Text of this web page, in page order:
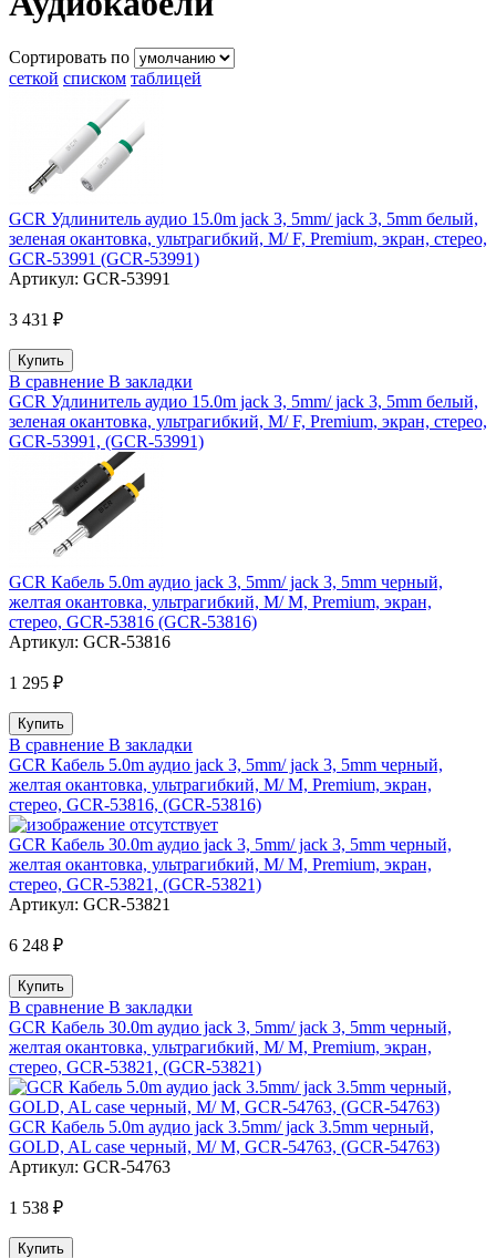
Сортировать по
сеткой списком таблицей
GCR Удлинитель аудио 15.0m jack 3, 5mm/ jack 3, 5mm белый,
зеленая окантовка, ультрагибкий, M/ F, Premium, экран, стерео,
GCR-53991 (GCR-53991)
Артикул: GCR-53991
3 431 ₽
В сравнение В закладки
GCR Удлинитель аудио 15.0m jack 3, 5mm/ jack 3, 5mm белый,
зеленая окантовка, ультрагибкий, M/ F, Premium, экран, стерео,
GCR-53991, (GCR-53991)
GCR Кабель 5.0m аудио jack 3, 5mm/ jack 3, 5mm черный,
желтая окантовка, ультрагибкий, M/ M, Premium, экран,
стерео, GCR-53816 (GCR-53816)
Артикул: GCR-53816
1 295 ₽
В сравнение В закладки
GCR Кабель 5.0m аудио jack 3, 5mm/ jack 3, 5mm черный,
желтая окантовка, ультрагибкий, M/ M, Premium, экран,
стерео, GCR-53816, (GCR-53816)
GCR Кабель 30.0m аудио jack 3, 5mm/ jack 3, 5mm черный,
желтая окантовка, ультрагибкий, M/ M, Premium, экран,
стерео, GCR-53821, (GCR-53821)
Артикул: GCR-53821
6 248 ₽
В сравнение В закладки
GCR Кабель 30.0m аудио jack 3, 5mm/ jack 3, 5mm черный,
желтая окантовка, ультрагибкий, M/ M, Premium, экран,
стерео, GCR-53821, (GCR-53821)
GCR Кабель 5.0m аудио jack 3.5mm/ jack 3.5mm черный,
GOLD, AL case черный, M/ M, GCR-54763, (GCR-54763)
Артикул: GCR-54763
1 538 ₽